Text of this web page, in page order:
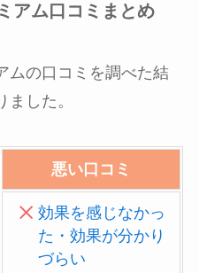
アム口コミまとめ
ムの口コミを調べた結
した。
悪い口コミ
効果を感じなかっ
た・効果が分かり
づらい